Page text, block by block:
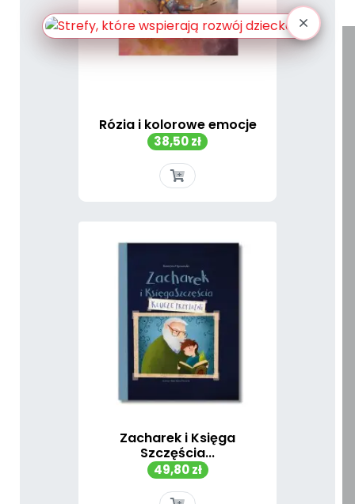
Rózia i kolorowe emocje
Cena
38,50 zł
Zacharek i Księga
Szczęścia...
Cena
49,80 zł